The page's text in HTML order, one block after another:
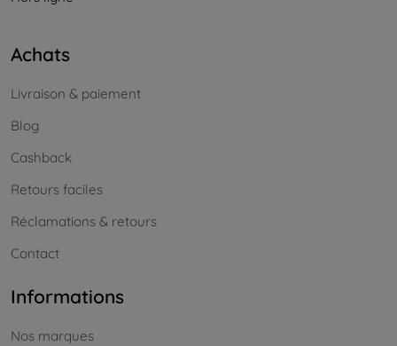
Achats
Livraison & paiement
Blog
Cashback
Retours faciles
Réclamations & retours
Contact
Informations
Nos marques